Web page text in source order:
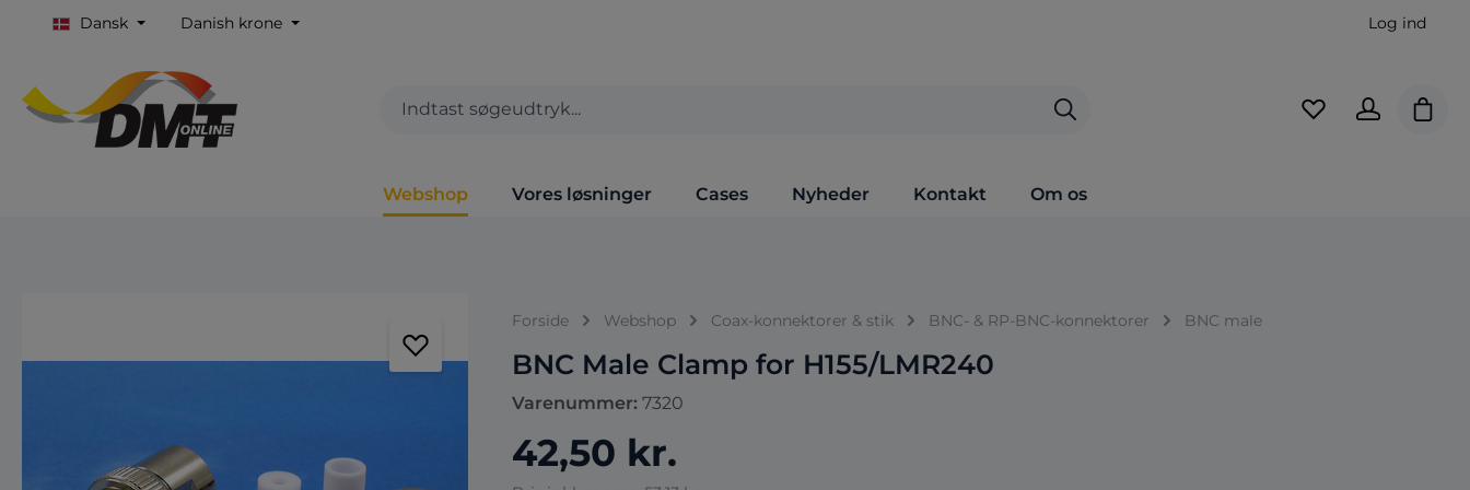
Log ind
Dansk Danish krone
Webshop Vores løsninger Cases Nyheder Kontakt Om os
Forside Webshop Coax-konnektorer & stik BNC- & RP-BNC-konnektorer BNC male
Varenummer: 7320
BNC Male Clamp for H155/LMR240
42,50 kr.